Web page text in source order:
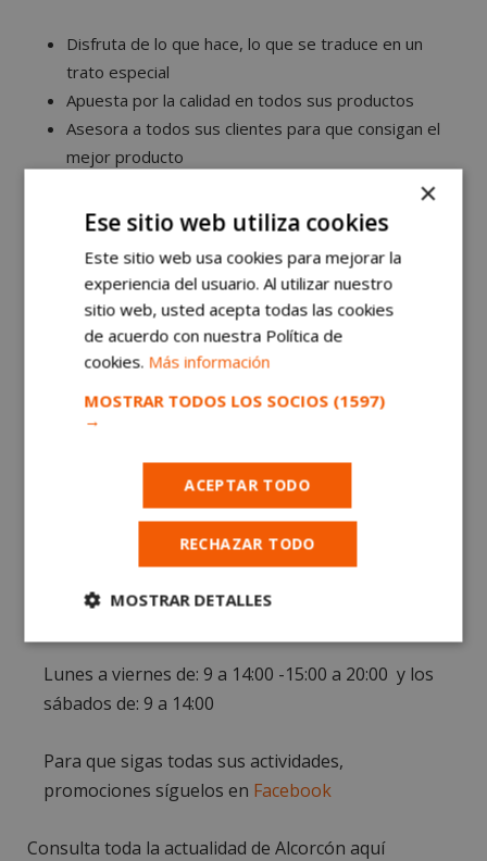
Disfruta de lo que hace, lo que se traduce en un
trato especial
Apuesta por la calidad en todos sus productos
Asesora a todos sus clientes para que consigan el
mejor producto
mercado de Alcorcón
Si has llegado hasta aquí es porque te chiflan los
productos de primera calidad
Si quieres saber más sobre sus productos,
Horario:
Lunes a viernes de: 9 a 14:00 -15:00 a 20:00 y los
sábados de: 9 a 14:00
Para que sigas todas sus actividades,
promociones síguelos en Facebook
Consulta toda la actualidad de Alcorcón aquí
×
Ese sitio web utiliza cookies
Este sitio web usa cookies para mejorar la
experiencia del usuario. Al utilizar nuestro
sitio web, usted acepta todas las cookies
de acuerdo con nuestra Política de
cookies. Más información
MOSTRAR TODOS LOS SOCIOS (1597)
→
ACEPTAR TODO
RECHAZAR TODO
MOSTRAR DETALLES
Cookies
estrictamente
necesarias
Cookies de
rendimiento
Cookies de
preferencias
Cookies de
funcionalidad